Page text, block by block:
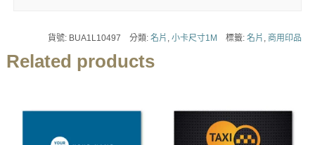
貨號: BUA1L10497 分類:名片 ,小卡尺寸1M 標籤:名片 ,商用印品
Related products